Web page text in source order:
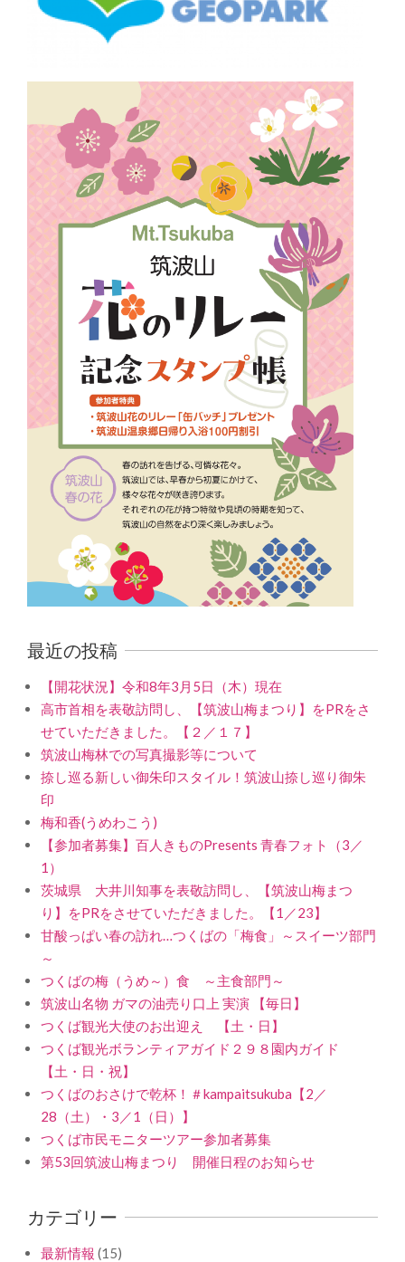
最近の投稿
【開花状況】令和8年3月5日（木）現在
高市首相を表敬訪問し、【筑波山梅まつり】をPRをさ
せていただきました。【２／１７】
筑波山梅林での写真撮影等について
捺し巡る新しい御朱印スタイル！筑波山捺し巡り御朱
印
梅和香(うめわこう)
【参加者募集】百人きものPresents 青春フォト（3／
1）
茨城県 大井川知事を表敬訪問し、【筑波山梅まつ
り】をPRをさせていただきました。【1／23】
甘酸っぱい春の訪れ…つくばの「梅食」～スイーツ部門
～
つくばの梅（うめ～）食 ～主食部門～
筑波山名物 ガマの油売り口上 実演 【毎日】
つくば観光大使のお出迎え 【土・日】
つくば観光ボランティアガイド２９８園内ガイド
【土・日・祝】
つくばのおさけで乾杯！＃kampaitsukuba【2／
28（土）・3／1（日）】
つくば市民モニターツアー参加者募集
第53回筑波山梅まつり 開催日程のお知らせ
カテゴリー
最新情報 (15)